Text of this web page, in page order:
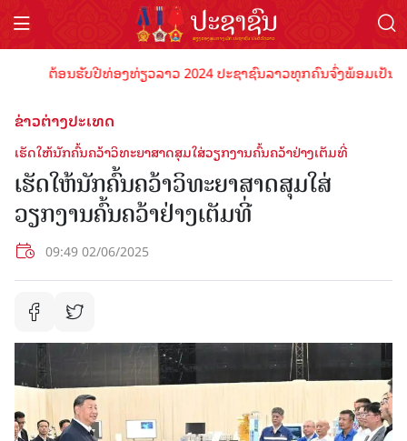
ຕ້ອນຮັບປີທ່ອງທ່ຽວລາວ 2024 ປະຊາຊົນລາວທຸກຄົນຈົ່ງພ້ອມເປັນເ
ຂ່າວຕ່າງປະເທດ
ເຮັດໃຫ້ນັກຄົ້ນຄວ້າວິທະຍາສາດສຸມໃສ່ວຽກງານຄົ້ນຄວ້າຢ່າງເຕັມທີ່
ເຮັດໃຫ້ນັກຄົ້ນຄວ້າວິທະຍາສາດສຸມໃສ່
ວຽກງານຄົ້ນຄວ້າຢ່າງເຕັມທີ່
09:49 02/06/2025